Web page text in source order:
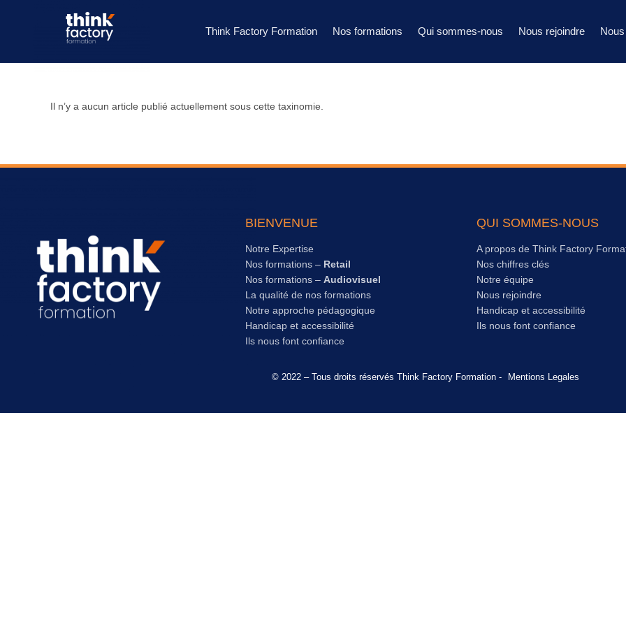
Think Factory Formation Nos formations Qui sommes-nous Nous rejoindre
Il n’y a aucun article publié actuellement sous cette taxinomie.
BIENVENUE
Notre Expertise
Nos formations – Retail
Nos formations – Audiovisuel
La qualité de nos formations
Notre approche pédagogique
Handicap et accessibilité
Ils nous font confiance
QUI SOMMES-NOUS
A propos de Think Factory
Nos chiffres clés
Notre équipe
Nous rejoindre
Handicap et accessibilité
Ils nous font confiance
© 2022 – Tous droits réservés Think Factory Formation - Mentions Legales